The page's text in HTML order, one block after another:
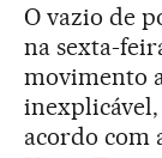
O vazio de
na sexta-
movimento
acordo com